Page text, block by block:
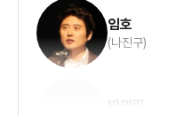
임호
(나진구)
박영린